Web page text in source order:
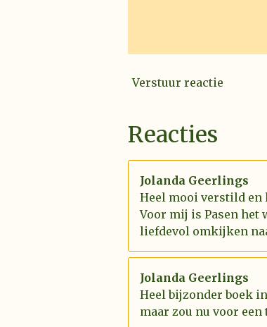
Verstuur reactie
Reacties
Jolanda Geerlings
Heel mooi verstild en
Voor mij is Pasen het
liefdevol omkijken
Jolanda Geerlings
Heel bijzonder boek
maar zou nu voor een